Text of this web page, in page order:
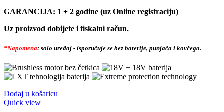
GARANCIJA: 1 + 2 godine (uz Online registraciju)
Uz proizvod dobijete i fiskalni račun.
*Napomena: solo uređaj - isporučuje se bez baterije, punjača i kovčega.
Dodaj u košaricu
Quick view